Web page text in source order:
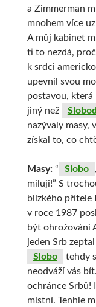
a Zimmerman
mnohem více
A můj kabinet
ti to nezdá,
k srdci
upevnil svou
postavou, která
jiný než
nazývaly masy,
získal to, co
Masy:“ Slobo
miluji!” S
blízkého přítele
v roce 1987
být ohrožováni
jeden Srb zeptal
Slobo
tehdy
neodváží vás
ochránce Srbů!
místní. Tenhle